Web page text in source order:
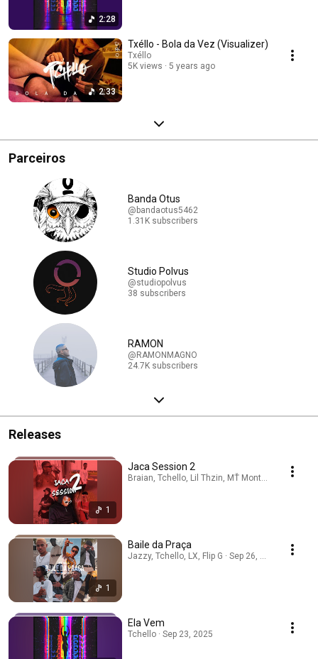
2:28
2:33
Txéllo - Bola da Vez (Visualizer)
Txéllo
5K views
5 years ago
Parceiros
Banda Otus
@bandaotus5462
1.31K subscribers
Studio Polvus
@studiopolvus
38 subscribers
RAMON
@RAMONMAGNO
24.7K subscribers
Releases
1
Jaca Session 2
Braian, Tchello, Lil Thzin, MŤ Montoani · Sep 27,
1
Baile da Praça
Jazzy, Tchello, LX, Flip G · Sep 26, 2025
Ela Vem
Tchello · Sep 23, 2025